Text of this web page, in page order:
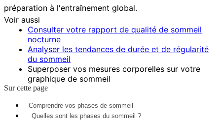
préparation à l'entraînement global.
Voir aussi
Consulter votre rapport de qualité de sommeil
nocturne
Analyser les tendances de durée et de régularité
du sommeil
Superposer vos mesures corporelles sur votre
graphique de sommeil
Sur cette page
Comprendre vos phases de sommeil
Quelles sont les phases du sommeil ?